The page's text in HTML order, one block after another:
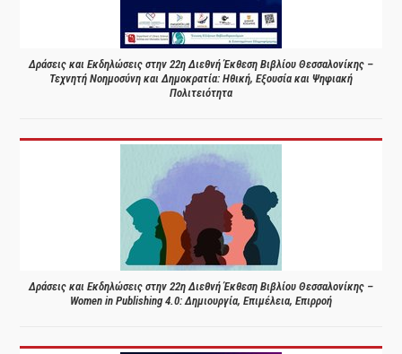
Δράσεις και Εκδηλώσεις στην 22η Διεθνή Έκθεση Βιβλίου Θεσσαλονίκης –
Τεχνητή Νοημοσύνη και Δημοκρατία: Ηθική, Εξουσία και Ψηφιακή
Πολιτειότητα
Δράσεις και Εκδηλώσεις στην 22η Διεθνή Έκθεση Βιβλίου Θεσσαλονίκης –
Women in Publishing 4.0: Δημιουργία, Επιμέλεια, Επιρροή